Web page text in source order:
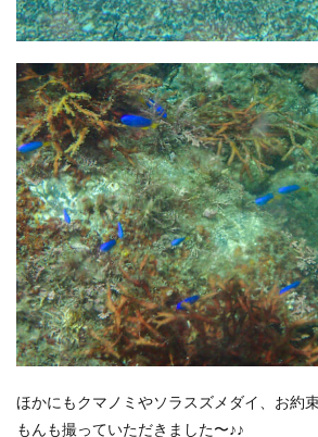
ほかにもクマノミやソラスズメダイ、お約
もんも撮っていただきました〜♪♪